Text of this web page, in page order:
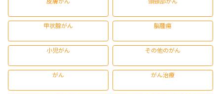
甲状腺がん 脳腫瘍
小児がん その他のがん
がん がん治療